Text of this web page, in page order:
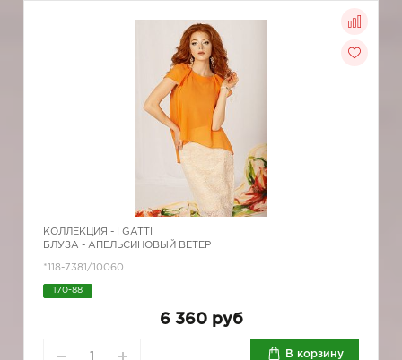
КОЛЛЕКЦИЯ -
I GATTI
БЛУЗА - АПЕЛЬСИНОВЫЙ ВЕТЕР
*118-7381/10060
170-88
6 360 руб
В корзину